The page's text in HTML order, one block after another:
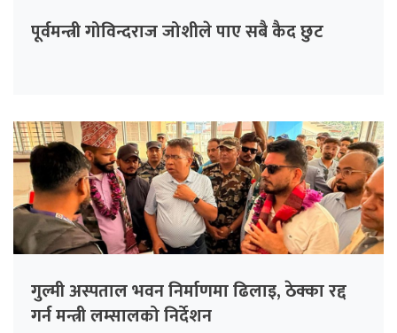
पूर्वमन्त्री गोविन्दराज जोशीले पाए सबै कैद छुट
गुल्मी अस्पताल भवन निर्माणमा ढिलाइ, ठेक्का रद्द
गर्न मन्त्री लम्सालको निर्देशन